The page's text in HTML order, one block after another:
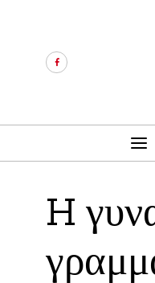
H